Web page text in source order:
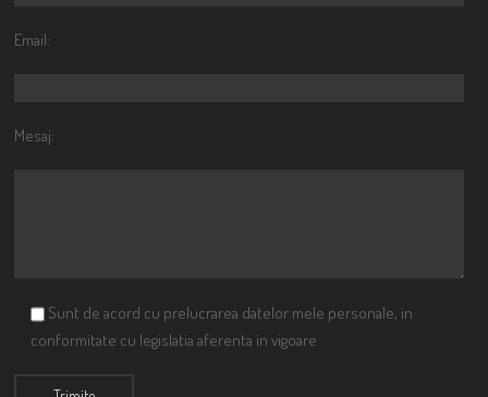
Email:
Mesaj:
Sunt de acord cu prelucrarea datelor mele personale, in
conformitate cu legislatia aferenta in vigoare